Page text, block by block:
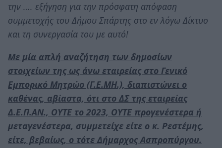
την …. εξήγηση για την πρόσφατη απόφαση
συμμετοχής του Δήμου Σπάρτης στο εν λόγω Δίκτυο
και τη συνεργασία του με αυτό!
Με μία απλή αναζήτηση των δημοσίων
στοιχείων της ως άνω εταιρείας στο Γενικό
Εμπορικό Μητρώο (Γ.Ε.ΜΗ.), διαπιστώνει ο
καθένας, αβίαστα, ότι στο ΔΣ της εταιρείας
Δ.Ε.Π.ΑΝ., ΟΥΤΕ το 2023, ΟΥΤΕ προγενέστερα ή
μεταγενέστερα, συμμετείχε είτε ο κ. Ρεστέμης,
είτε, βεβαίως, ο τότε Δήμαρχος Ασπροπύργου.